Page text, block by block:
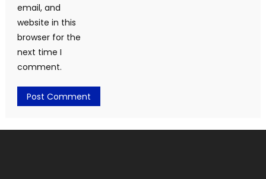
email, and
website in this
browser for the
next time I
comment.